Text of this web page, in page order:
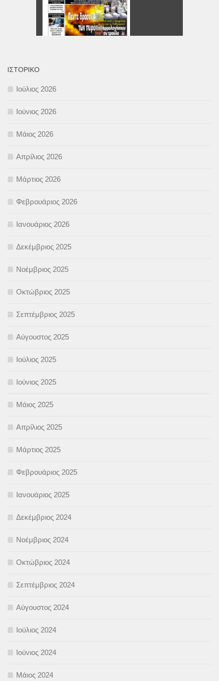
ΙΣΤΟΡΙΚΌ
Ιούλιος 2026
Ιούνιος 2026
Μάιος 2026
Απρίλιος 2026
Μάρτιος 2026
Φεβρουάριος 2026
Ιανουάριος 2026
Δεκέμβριος 2025
Νοέμβριος 2025
Οκτώβριος 2025
Σεπτέμβριος 2025
Αύγουστος 2025
Ιούλιος 2025
Ιούνιος 2025
Μάιος 2025
Απρίλιος 2025
Μάρτιος 2025
Φεβρουάριος 2025
Ιανουάριος 2025
Δεκέμβριος 2024
Νοέμβριος 2024
Οκτώβριος 2024
Σεπτέμβριος 2024
Αύγουστος 2024
Ιούλιος 2024
Ιούνιος 2024
Μάιος 2024